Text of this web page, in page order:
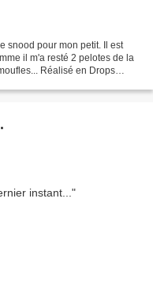
snood pour mon petit. Il est
il m'a resté 2 pelotes de la
Réalisé en Drops